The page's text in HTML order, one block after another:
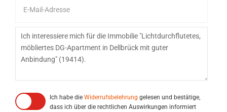
Ich habe die Widerrufsbelehrung gelesen und bestätige,
dass ich über die rechtlichen Auswirkungen informiert